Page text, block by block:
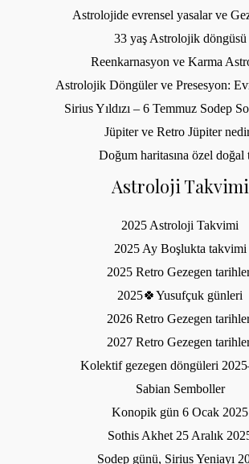
Astrolojide evrensel yasalar ve
33 yaş Astrolojik döngüsü
Reenkarnasyon ve Karma
Astrolojik Döngüler ve Presesyon:
Sirius Yıldızı – 6 Temmuz Sodep
Jüpiter ve Retro Jüpiter
Doğum haritasına özel doğal
Astroloji Takvimi
2025 Astroloji Takvimi
2025 Ay Boşlukta takvimi
2025 Retro Gezegen
2025🍀Yusufçuk günleri
2026 Retro Gezegen
2027 Retro Gezegen
Kolektif gezegen döngüleri
Sabian Semboller
Konopik gün 6 Ocak 2025
Sothis Akhet 25 Aralık
Sodep günü, Sirius Yeniayı